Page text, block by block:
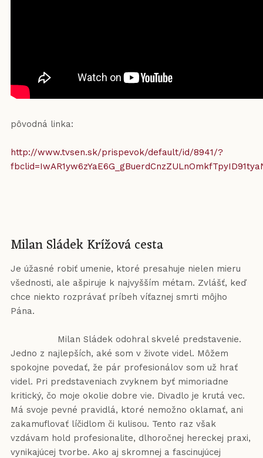
pôvodná linka:
http://www.tvsen.sk/prispevok/default/id/8941/?
Milan Sládek Krížová cesta
Je úžasné robiť umenie, ktoré presahuje nielen mieru
všednosti, ale ašpiruje k najvyšším métam. Zvlášť, keď
chce niekto rozprávať príbeh víťaznej smrti môjho
Pána.
Milan Sládek odohral skvelé predstavenie.
Jedno z najlepších, aké som v živote videl. Môžem
spokojne povedať, že pár profesionálov som už hrať
videl. Pri predstaveniach zvyknem byť mimoriadne
kritický, čo moje okolie dobre vie. Divadlo je krutá vec.
Má svoje pevné pravidlá, ktoré nemožno oklamať, ani
zakamuflovať líčidlom či kulisou. Tento raz však
vzdávam hold profesionalite, dlhoročnej hereckej praxi,
vynikajúcej tvorbe. Ako aj skromnej a fascinujúcej